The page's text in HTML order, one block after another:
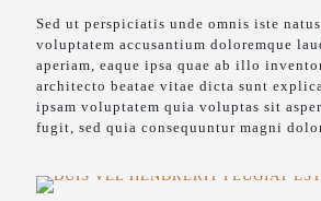
Sed ut perspiciatis unde omnis iste
voluptatem accusantium doloremque
aperiam, eaque ipsa quae ab illo
architecto beatae vitae dicta sunt
ipsam voluptatem quia voluptas sit
fugit, sed quia consequuntur magni